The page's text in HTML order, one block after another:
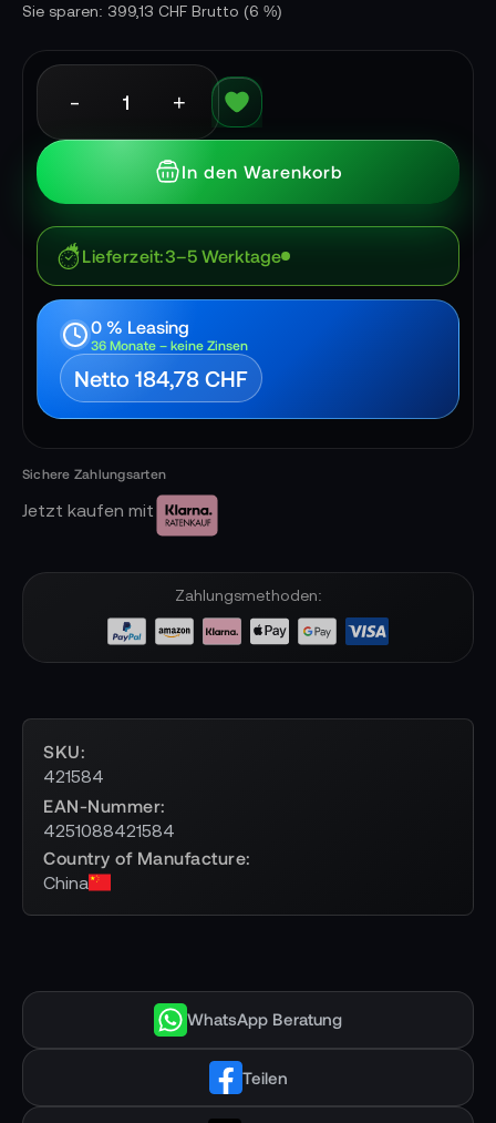
Sie sparen: 399,13 CHF Brutto (6 %)
- +
In den Warenkorb
Lieferzeit 3–5 Werktage
0 % Leasing
36 Monate – keine Zinsen
Netto 184,78 CHF
Jetzt kaufen mit
Zahlungsmethoden:
SKU
421584
EAN-Nummer
4251088421584
Country of Manufacture
China
WhatsApp Beratung
Teilen